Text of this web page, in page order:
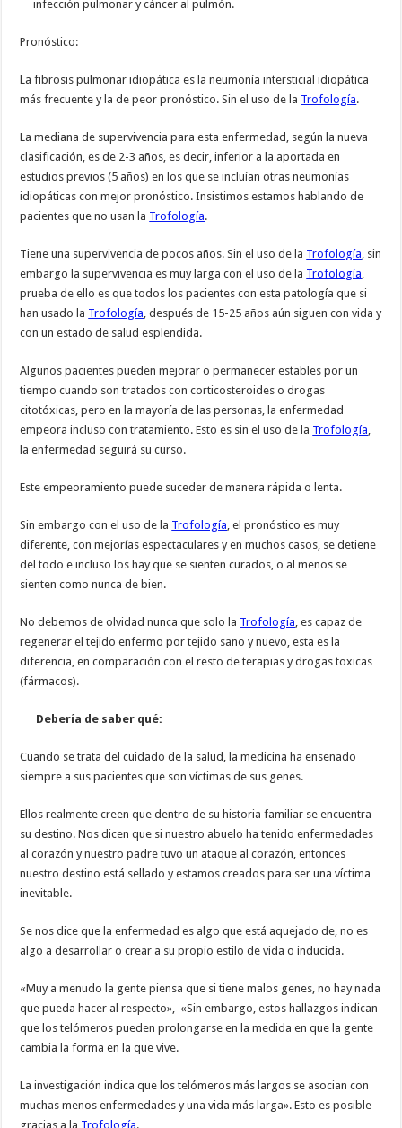
infección pulmonar y cáncer al pulmón.
Pronóstico:
La fibrosis pulmonar idiopática es la neumonía intersticial idiopática
más frecuente y la de peor pronóstico. Sin el uso de la Trofología.
La mediana de supervivencia para esta enfermedad, según la nueva
clasificación, es de 2-3 años, es decir, inferior a la aportada en
estudios previos (5 años) en los que se incluían otras neumonías
idiopáticas con mejor pronóstico. Insistimos estamos hablando de
pacientes que no usan la Trofología.
Tiene una supervivencia de pocos años. Sin el uso de la Trofología , sin
embargo la supervivencia es muy larga con el uso de la Trofología
prueba de ello es que todos los pacientes con esta patología que si
han usado la Trofología , después de 15-25 años aún siguen con vida y
con un estado de salud esplendida.
Algunos pacientes pueden mejorar o permanecer estables por un
tiempo cuando son tratados con corticosteroides o drogas
citotóxicas, pero en la mayoría de las personas, la enfermedad
empeora incluso con tratamiento. Esto es sin el uso de la Trofología
la enfermedad seguirá su curso.
Este empeoramiento puede suceder de manera rápida o lenta.
Sin embargo con el uso de la Trofología , el pronóstico es muy
diferente, con mejorías espectaculares y en muchos casos, se detiene
del todo e incluso los hay que se sienten curados, o al menos se
sienten como nunca de bien.
No debemos de olvidad nunca que solo la Trofología , es capaz de
regenerar el tejido enfermo por tejido sano y nuevo, esta es la
diferencia, en comparación con el resto de terapias y drogas toxicas
(fármacos).
Debería de saber qué:
Cuando se trata del cuidado de la salud, la medicina ha enseñado
siempre a sus pacientes que son víctimas de sus genes.
Ellos realmente creen que dentro de su historia familiar se encuentra
su destino. Nos dicen que si nuestro abuelo ha tenido enfermedades
al corazón y nuestro padre tuvo un ataque al corazón, entonces
nuestro destino está sellado y estamos creados para ser una víctima
inevitable.
Se nos dice que la enfermedad es algo que está aquejado de, no es
algo a desarrollar o crear a su propio estilo de vida o inducida.
«Muy a menudo la gente piensa que si tiene malos genes, no hay nada
que pueda hacer al respecto», «Sin embargo, estos hallazgos indican
que los telómeros pueden prolongarse en la medida en que la gente
cambia la forma en la que vive.
La investigación indica que los telómeros más largos se asocian con
muchas menos enfermedades y una vida más larga». Esto es posible
gracias a la Trofología.